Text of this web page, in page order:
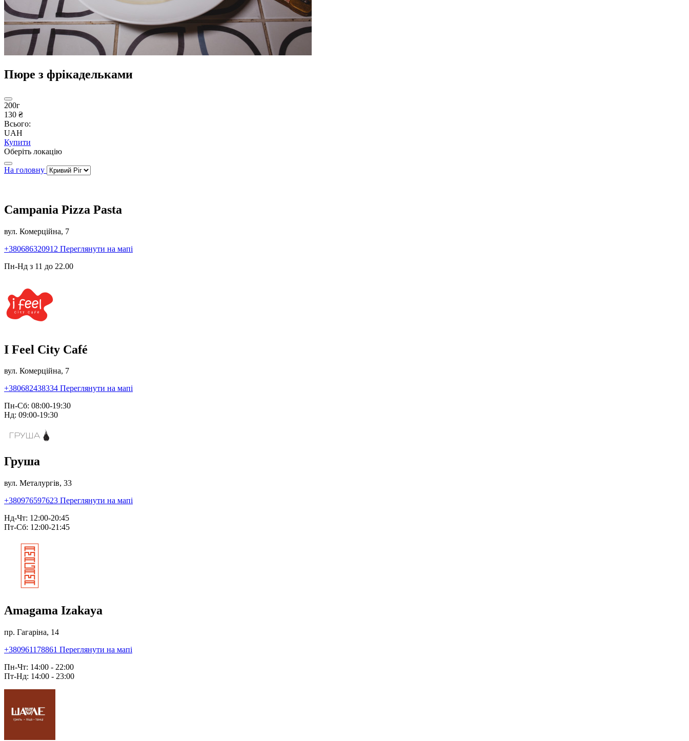
Пюре з фрікадельками
200г
130 ₴
Всього:
UAH
Купити
Оберіть локацію
На головну
Campania Pizza Pasta
вул. Комерційна, 7
+380686320912 Переглянути на мапі
Пн-Нд з 11 до 22.00
I Feel City Café
вул. Комерційна, 7
+380682438334 Переглянути на мапі
Пн-Сб: 08:00-19:30
Нд: 09:00-19:30
Груша
вул. Металургів, 33
+380976597623 Переглянути на мапі
Нд-Чт: 12:00-20:45
Пт-Сб: 12:00-21:45
Amagama Izakaya
пр. Гагаріна, 14
+380961178861 Переглянути на мапі
Пн-Чт: 14:00 - 22:00
Пт-Нд: 14:00 - 23:00